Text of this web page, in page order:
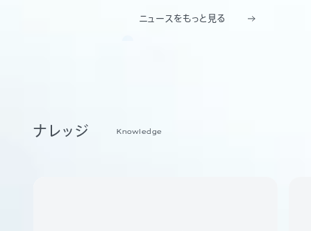
ニュースをもっと見る
ナレッジ Knowledge